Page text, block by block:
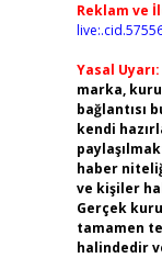
Reklam ve
Yasal Uyarı:
marka,
bağlantısı
kendi
haber
ve kişiler
Gerçek
tamamen
halindedir